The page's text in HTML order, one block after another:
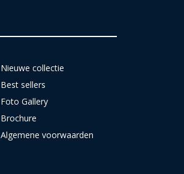
Nieuwe collectie
Best sellers
Foto Gallery
Brochure
Algemene voorwaarden